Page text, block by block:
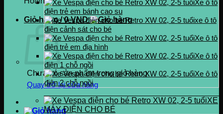
0937.222.487
Giỏ hàng /0VND
Chưa có sản phẩm trong giỏ hàng.
Quay trở lại cửa hàng
Xe ô tô
điện trẻ em bánh cao su
xe ô tô
điện cảnh sát cho bé
Xe ô tô
điện trẻ em địa hình
Xe ô tô
điện 1 chỗ ngồi
Xe ô tô
điện 2 chỗ ngồi
XE
MÁY ĐIỆN CHO BÉ